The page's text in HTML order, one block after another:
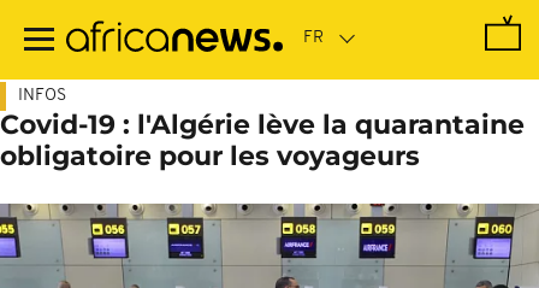
contenu
INFOS
Covid-19 : l'Algérie lève la quarantaine
obligatoire pour les voyageurs